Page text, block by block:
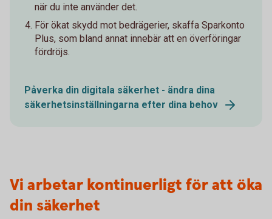
när du inte använder det.
För ökat skydd mot bedrägerier, skaffa Sparkonto
Plus, som bland annat innebär att en överföringar
fördröjs.
Påverka din digitala säkerhet - ändra dina
säkerhetsinställningarna efter dina behov
Vi arbetar kontinuerligt för att öka
din säkerhet